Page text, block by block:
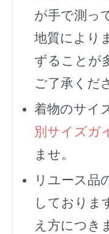
が手で測っ
地質により
ずることが
ご了承くだ
着物のサイ
別サイズガ
ませ。
リユース品
しておりま
え方につき